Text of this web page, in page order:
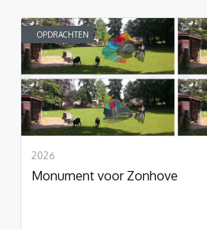
OPDRACHTEN
2026
Monument voor Zonhove